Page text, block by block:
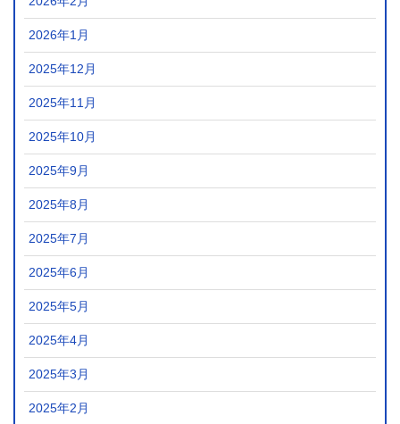
2026年1月
2025年12月
2025年11月
2025年10月
2025年9月
2025年8月
2025年7月
2025年6月
2025年5月
2025年4月
2025年3月
2025年2月